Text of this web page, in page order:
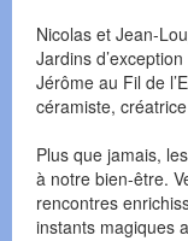
Nicolas et Jean-
Jardins
Jérôme au Fil de
céramiste,
Plus que jamais,
à notre bien-être.
rencontres
instants magiques